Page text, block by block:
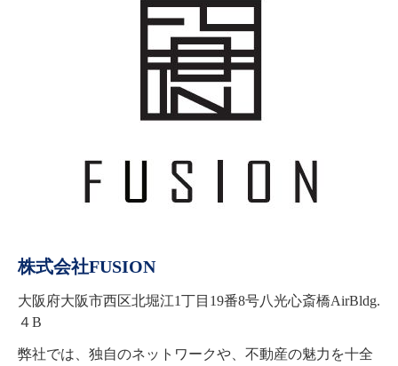
株式会社FUSION
大阪府大阪市西区北堀江1丁目19番8号八光心斎橋AirBldg.
４B
弊社では、独自のネットワークや、不動産の魅力を十全